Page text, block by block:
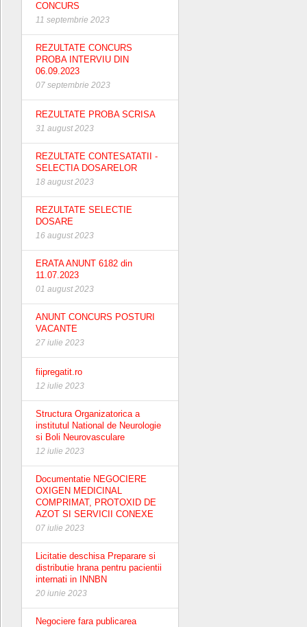
CONCURS
11 septembrie 2023
REZULTATE CONCURS
PROBA INTERVIU DIN
06.09.2023
07 septembrie 2023
REZULTATE PROBA SCRISA
31 august 2023
REZULTATE CONTESATATII -
SELECTIA DOSARELOR
18 august 2023
REZULTATE SELECTIE
DOSARE
16 august 2023
ERATA ANUNT 6182 din
11.07.2023
01 august 2023
ANUNT CONCURS POSTURI
VACANTE
27 iulie 2023
fiipregatit.ro
12 iulie 2023
Structura Organizatorica a
institutul National de Neurologie
si Boli Neurovasculare
12 iulie 2023
Documentatie NEGOCIERE
OXIGEN MEDICINAL
COMPRIMAT, PROTOXID DE
AZOT SI SERVICII CONEXE
07 iulie 2023
Licitatie deschisa Preparare si
distributie hrana pentru pacientii
internati in INNBN
20 iunie 2023
Negociere fara publicarea